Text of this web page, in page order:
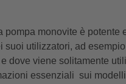
monovite è potente
utilizzatori, ad
dove viene solitamente
essenziali sui